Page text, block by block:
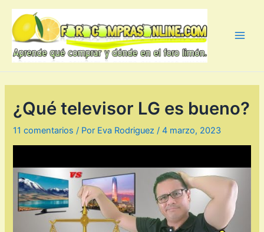
contenido
¿Qué televisor LG es bueno?
11 comentarios / Por Eva Rodriguez /4 marzo, 2023